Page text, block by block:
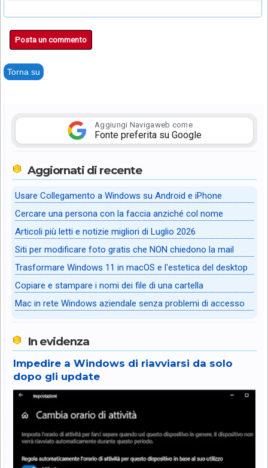
Posta un commento
Torna su
Aggiungi Navigaweb come
Fonte preferita su Google
Aggiornati di recente
Usare Collegamento a Windows su Android e iPhone
Cercare una persona con la faccia anziché col nome
Articoli più letti e notizie migliori di Luglio 2026
Siti per modificare foto gratis che NON chiedono la mail
Trasformare Windows 11 in macOS e l'estetica del desktop
Copiare e stampare i nomi dei file di una cartella
Mac in rete Windows aziendale senza problemi di accesso
In evidenza
Impedire a Windows di riavviarsi da solo
dopo gli update